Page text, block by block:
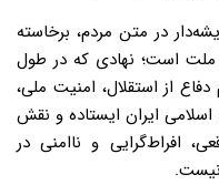
در متن مردم، برخاسته
ملت است؛ نهادی که در طول
از استقلال، امنیت ملی،
ایران ایستاده و نقش
افراط‌گرایی و ناامنی در